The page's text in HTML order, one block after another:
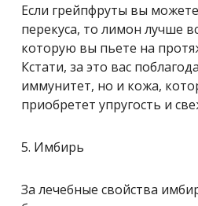
Если грейпфруты вы
перекуса, то лимон лучше
которую вы пьете на
Кстати, за это вас
иммунитет, но и кожа,
приобретет упругость и
5. Имбирь
За лечебные свойства